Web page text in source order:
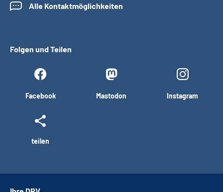
Alle Kontaktmöglichkeiten
Folgen und Teilen
Facebook Mastodon Instagram
teilen